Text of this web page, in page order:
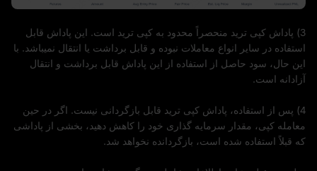
3) پاداش کپی ترید منحصراً محدود به کپی ترید است. این پاداش قابل
استفاده در سایر انواع معاملات نبوده و قابل برداشت یا انتقال نمیباشد. با
این حال، سود حاصل از استفاده از این پاداش قابل برداشت و انتقال
آزادانه است.
4) پس از استفاده، پاداش کپی ترید قابل بازگردانی نیست. اگر در حین
معامله کپی، مقدار سرمایه گذاری خود را کاهش دهید، بخشی از پاداشی
که قبلاً استفاده شده است، بازگردانده نخواهد شد.